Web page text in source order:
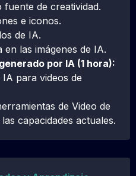
de creatividad.
e iconos.
de IA.
las imágenes de IA.
por IA (1 hora):
para videos de
de Video de
capacidades actuales.